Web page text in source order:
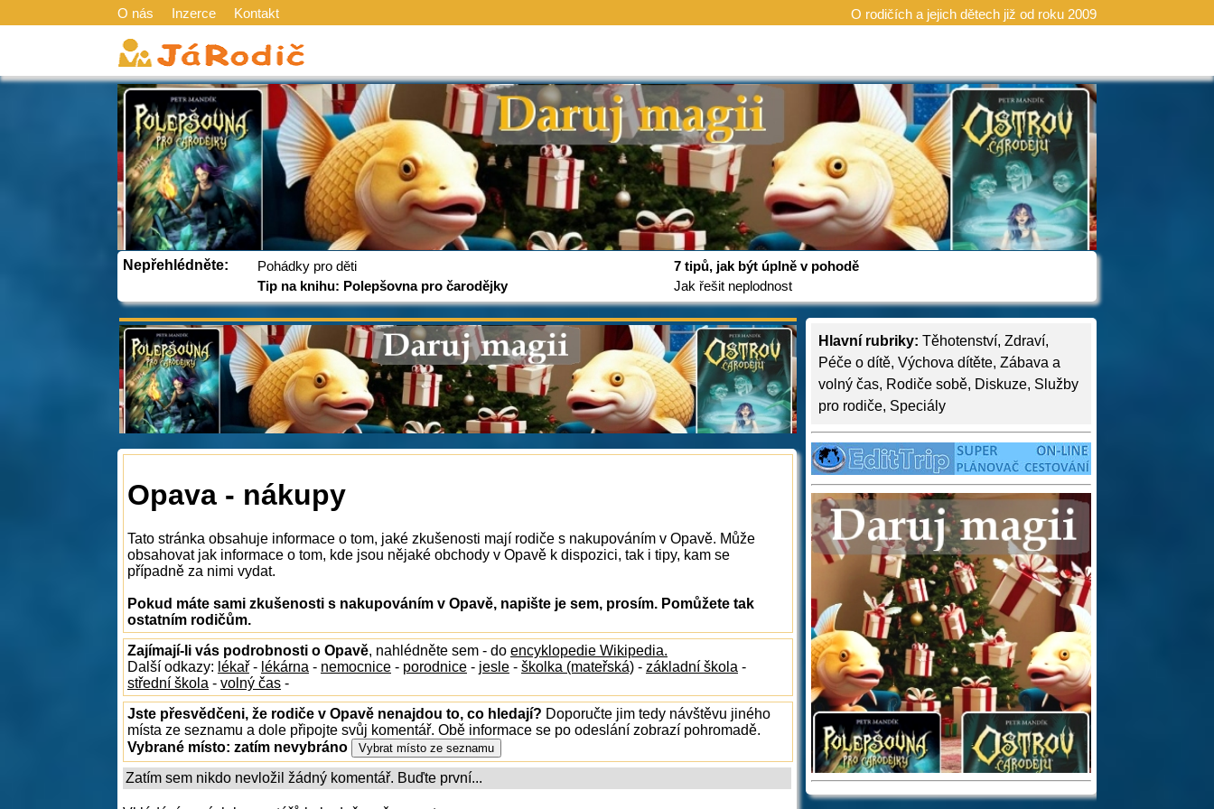
O nás Inzerce Kontakt O rodičích a jejich dětech již od roku 2009
Nepřehlédněte:
Pohádky pro děti
Tip na knihu: Polepšovna pro čarodějky
7 tipů, jak být úplně v pohodě
Jak řešit neplodnost
Hlavní rubriky: Těhotenství, Zdraví,
Péče o dítě, Výchova dítěte, Zábava a
volný čas, Rodiče sobě, Diskuze, Služby
pro rodiče, Speciály
Opava - nákupy
Tato stránka obsahuje informace o tom, jaké zkušenosti mají rodiče s nakupováním v Opavě. Může
obsahovat jak informace o tom, kde jsou nějaké obchody v Opavě k dispozici, tak i tipy, kam se
případně za nimi vydat.
Pokud máte sami zkušenosti s nakupováním v Opavě, napište je sem, prosím. Pomůžete tak
ostatním rodičům.
Zajímají-li vás podrobnosti o Opavě, nahlédněte sem - do encyklopedie Wikipedia.
Další odkazy: lékař - lékárna - nemocnice - porodnice - jesle - školka (mateřská) - základní škola -
střední škola - volný čas -
Jste přesvědčeni, že rodiče v Opavě nenajdou to, co hledají? Doporučte jim tedy návštěvu jiného
místa ze seznamu a dole připojte svůj komentář. Obě informace se po odeslání zobrazí pohromadě.
Vybrané místo: zatím nevybráno
Zatím sem nikdo nevložil žádný komentář. Buďte první...